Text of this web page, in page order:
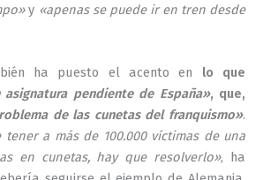
y «apenas se puede ir en tren desde
ha puesto el acento en lo que
asignatura pendiente de España», que,
de las cunetas del franquismo».
a más de 100.000 víctimas de una
en cunetas, hay que resolverlo», ha